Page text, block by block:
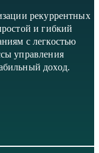
рекуррентных
и гибкий
с легкостью
управления
доход.